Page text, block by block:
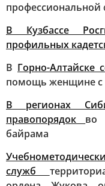
профессиональной
В Кузбассе
профильных
В Горно-Алтайске
помощь женщине с
В регионах
правопорядок во
байрама
служб